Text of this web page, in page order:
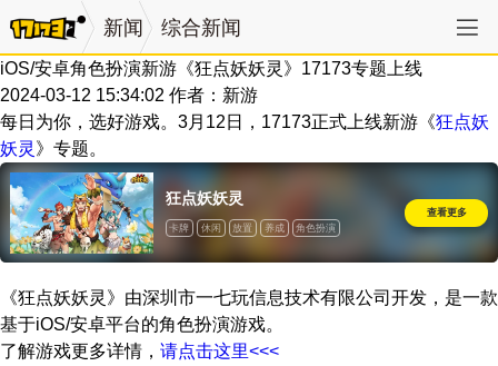
新闻 综合新闻
iOS/安卓角色扮演新游《狂点妖妖灵》17173专题上线
2024-03-12 15:34:02 作者：新游
每日为你，选好游戏。3月12日，17173正式上线新游《狂点妖
妖灵 》专题。
狂点妖妖灵
卡牌 休闲 放置 养成 角色扮演
查看更多
《狂点妖妖灵》由深圳市一七玩信息技术有限公司开发，是一款
基于iOS/安卓平台的角色扮演游戏。
了解游戏更多详情， 请点击这里<<<